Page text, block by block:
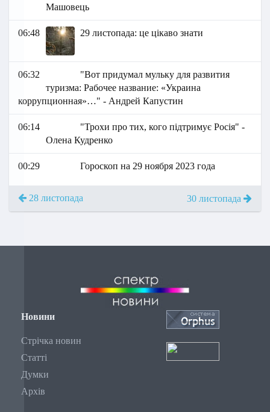
Машовець
06:48 29 листопада: це цікаво знати
06:32
"Вот придумал мульку для развития
туризма: Рабочее название: «Украина
коррупционная»…" - Андрей Капустин
06:14
"Трохи про тих, кого підтримує Росія" -
Олена Кудренко
00:29 Гороскоп на 29 ноября 2023 года
28 листопада 30 листопада
Новини
Стрічка новин
Статті
Думки
Архів